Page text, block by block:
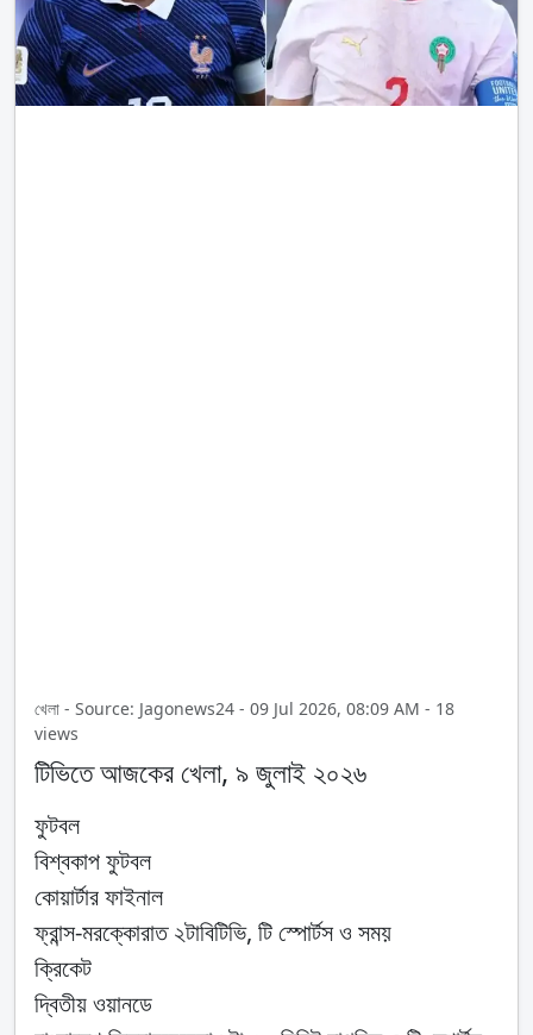
খেলা - Source: Jagonews24 - 09 Jul 2026, 08:09 AM - 18
views
টিভিতে আজকের খেলা, ৯ জুলাই ২০২৬
ফুটবল
বিশ্বকাপ ফুটবল
কোয়ার্টার ফাইনাল
ফ্রান্স-মরক্কোরাত ২টাবিটিভি, টি স্পোর্টস ও সময়
ক্রিকেট
দ্বিতীয় ওয়ানডে